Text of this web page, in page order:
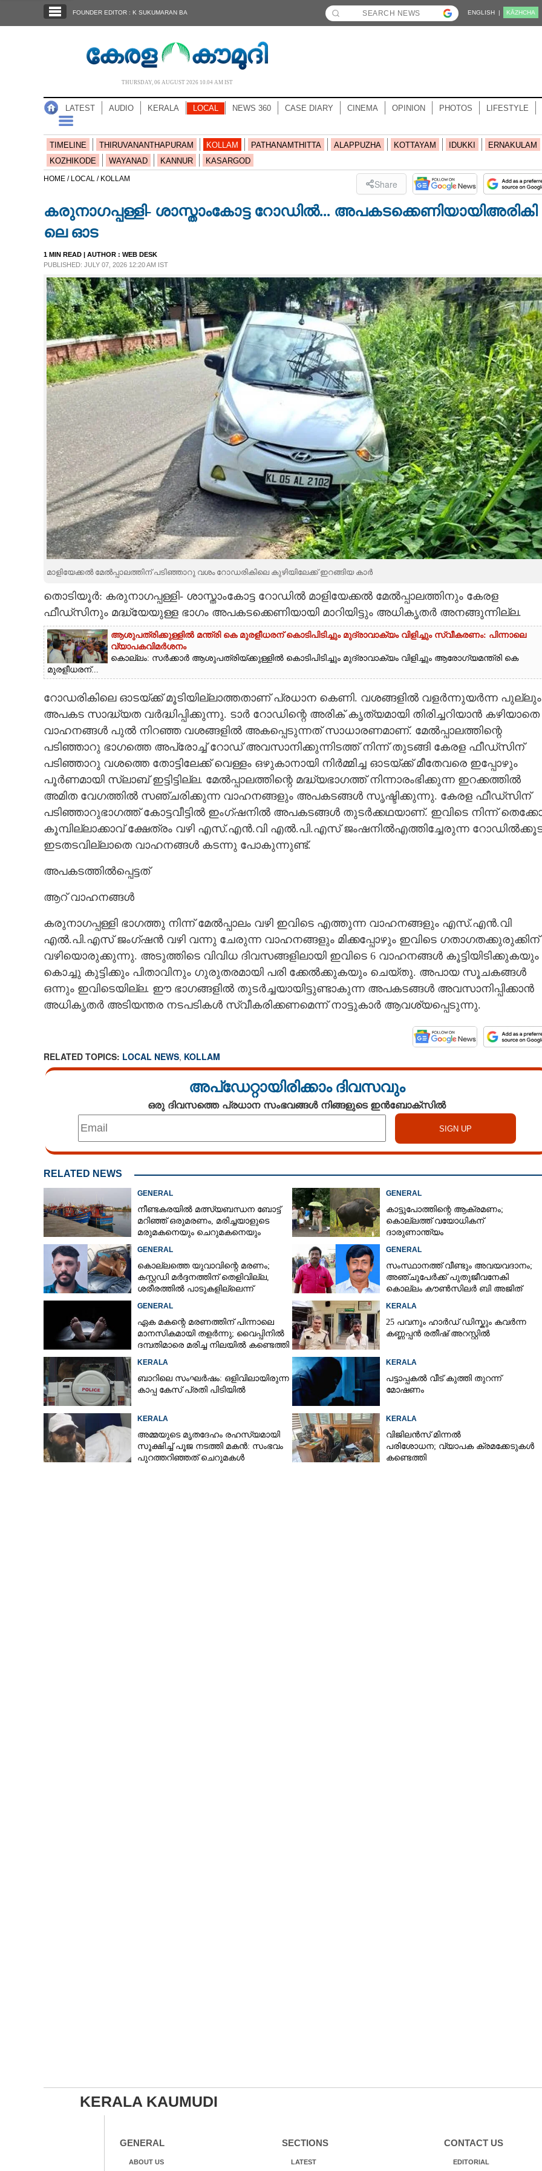
NOTIFIED NEWS
NEWS 360
LIFESTYLE
LITERATURE
CONTACT US
FOUNDER EDITOR : K SUKUMARAN BA ENGLISH | KĀZHCHA
THURSDAY, 06 AUGUST 2026 10.04 AM IST
LATEST AUDIO KERALA LOCAL NEWS 360 CASE DIARY CINEMA OPINION PHOTOS LIFESTYLE
TIMELINE THIRUVANANTHAPURAM KOLLAM PATHANAMTHITTA ALAPPUZHA KOTTAYAM IDUKKI
ERNAKULAM
KOZHIKODE
WAYANAD KANNUR KASARGOD
HOME / LOCAL / KOLLAM Share
കരുനാഗപ്പള്ളി- ശാസ്താംകോട്ട റോഡിൽ... അപകടക്കെണി​യായി​ അരി​കി​
ലെ ഓട
1 MIN READ | AUTHOR : WEB DESK
PUBLISHED: JULY 07, 2026 12:20 AM IST
മാളിയേക്കൽ മേൽപ്പാലത്തിന് പടിഞ്ഞാറു വശം റോഡരികിലെ കുഴിയിലേക്ക് ഇറങ്ങിയ കാർ
തൊടിയൂർ: കരുനാഗപ്പള്ളി- ശാസ്താംകോട്ട റോഡിൽ മാളിയേക്കൽ മേൽപ്പാലത്തിനും കേരള
ഫീഡ്സിനും മദ്ധ്യേയുള്ള ഭാഗം അപകടക്കെണിയായി മാറിയി​ട്ടും അധി​കൃതർ അനങ്ങുന്നി​ല്ല.
ആശുപത്രിക്കുള്ളിൽ മന്ത്രി കെ മുരളീധരന് കൊടിപിടിച്ചും മുദ്രാവാക്യം വിളിച്ചും സ്വീകരണം: പിന്നാലെ
വ്യാപകവിമർശനം
കൊല്ലം: സർക്കാർ ആശുപത്രിയ്ക്കുള്ളിൽ കൊടിപിടിച്ചും മുദ്രാവാക്യം വിളിച്ചും ആരോഗ്യമന്ത്രി കെ
മുരളീധരന്...
റോഡരി​കി​ലെ ഓടയ്ക്ക് മൂടി​യി​ല്ലാത്തതാണ് പ്രധാന കെണി​. വശങ്ങളിൽ വളർന്നുയർന്ന പുല്ലും
അപകട സാദ്ധ്യത വർദ്ധിപ്പിക്കുന്നു. ടാർ റോഡിന്റെ അരിക് കൃത്യമായി തിരിച്ചറിയാൻ കഴിയാതെ
വാഹനങ്ങൾ പുൽ നിറഞ്ഞ വശങ്ങളിൽ അകപ്പെടുന്നത് സാധാരണമാണ്. മേൽപ്പാലത്തിന്റെ
പടിഞ്ഞാറു ഭാഗത്തെ അപ്രോച്ച് റോഡ് അവസാനിക്കുന്നി​ടത്ത് നിന്ന് തുടങ്ങി കേരള ഫീഡ്സിന്
പടിഞ്ഞാറു വശത്തെ തോട്ടിലേക്ക് വെള്ളം ഒഴുകാനായി നിർമ്മിച്ച ഓടയ്ക്ക് മീതേവരെ ഇപ്പോഴും
പൂർണമായി സ്ലാബ് ഇട്ടിട്ടില്ല. മേൽപ്പാലത്തിന്റെ മദ്ധ്യഭാഗത്ത് നിന്നാരംഭിക്കുന്ന ഇറക്കത്തിൽ
അമിത വേഗത്തി​ൽ സഞ്ചരിക്കുന്ന വാഹനങ്ങളും അപകടങ്ങൾ സൃഷ്ടിക്കുന്നു. കേരള ഫീഡ്സിന്
പടിഞ്ഞാറുഭാഗത്ത് കോട്ടവീട്ടിൽ ഇംഗ്ഷനിൽ അപകടങ്ങൾ തുടർക്കഥയാണ്. ഇവിടെ നിന്ന്
കൂമ്പില്ലാക്കാവ് ക്ഷേത്രം വഴി എസ്.എൻ.വി എൽ.പി.എസ് ജംഷനിൽഎത്തി​ച്ചേരുന്ന
ഇടതടവില്ലാതെ വാഹനങ്ങൾ കടന്നു പോകുന്നുണ്ട്.
അപകടത്തിൽപ്പെട്ടത്
ആറ് വാഹനങ്ങൾ
കരുനാഗപ്പള്ളി ഭാഗത്തു നിന്ന് മേൽപ്പാലം വഴി ഇവിടെ എത്തുന്ന വാഹനങ്ങളും എസ്.എൻ.വി
എൽ.പി.എസ് ജംഗ്ഷൻ വഴി വന്നു ചേരുന്ന വാഹനങ്ങളും മിക്കപ്പോഴും ഇവിടെ ഗതാഗതക്കുരുക്കി​ന്
വഴി​യൊരുക്കുന്നു. അടുത്തി​ടെ വി​വി​ധ ദി​വസങ്ങളി​ലായി​ ഇവി​ടെ 6 വാഹനങ്ങൾ കൂട്ടിയിടിക്കുകയും
കൊച്ചു കുട്ടിക്കും പിതാവിനും ഗുരുതരമായി പരി ക്കേൽക്കുകയും ചെയ്തു. അപായ സൂചകങ്ങൾ
ഒന്നും ഇവിടെയി​ല്ല. ഈ ഭാഗങ്ങളിൽ തുടർച്ചയായിട്ടുണ്ടാകുന്ന അപകടങ്ങൾ അവസാനി​പ്പി​ക്കാൻ
അധികൃതർ അടിയന്തര നടപടികൾ സ്വീകരിക്കണമെന്ന് നാട്ടുകാർ ആവശ്യപ്പെടുന്നു.
RELATED TOPICS: LOCAL NEWS, KOLLAM
അപ്ഡേറ്റായിരിക്കാം ദിവസവും
ഒരു ദിവസത്തെ പ്രധാന സംഭവങ്ങൾ നിങ്ങളുടെ ഇൻബോക്സിൽ
RELATED NEWS
GENERAL
നീണ്ടകരയിൽ മത്സ്യബന്ധന ബോട്ട്
മറിഞ്ഞ്​ ഒരുമരണം,​ മരിച്ചയാളുടെ
മരുമകനെയും ചെറുമകനെയും
GENERAL
കാട്ടുപോത്തിന്റെ ആക്രമണം;
കൊല്ലത്ത് വയോധികന്
ദാരുണാന്ത്യം
GENERAL
കൊല്ലത്തെ യുവാവിന്റെ മരണം;
കസ്റ്റഡി മർദ്ദനത്തിന് തെളിവില്ല,
ശരീരത്തിൽ പാടുകളില്ലെന്ന്
GENERAL
സംസ്ഥാനത്ത് വീണ്ടും അവയവദാനം;
അഞ്ചുപേർക്ക് പുതുജീവനേകി
കൊല്ലം കൗൺസിലർ ബി അജിത്
GENERAL
ഏക മകന്റെ മരണത്തിന് പിന്നാലെ
മാനസികമായി തളർന്നു; വൈപ്പിനിൽ
ദമ്പതിമാരെ മരിച്ച നിലയിൽ കണ്ടെത്തി
KERALA
25 പവനും ഹാർഡ് ഡിസ്കും കവർന്ന
കണ്ണപ്പൻ രതീഷ് അറസ്റ്റിൽ
KERALA
ബാറിലെ സംഘർഷം: ഒളിവിലായിരുന്ന
കാപ്പ കേസ് പ്രതി പിടിയിൽ
KERALA
പട്ടാപ്പകൽ വീട് കുത്തി തുറന്ന്
മോഷണം
KERALA
അമ്മയുടെ മൃതദേഹം രഹസ്യമായി
സൂക്ഷിച്ച് പൂജ നടത്തി മകൻ: സംഭവം
പുറത്തറി‌ഞ്ഞത് ചെറുമകൾ
KERALA
വിജിലൻസ് മിന്നൽ
പരിശോധന; വ്യാപക ക്രമക്കേടുകൾ
കണ്ടെത്തി
KERALA KAUMUDI
GENERAL
ABOUT US
SECTIONS
LATEST
CONTACT US
EDITORIAL
കരുനാഗപ്പള്ളി- ശാസ്താംകോട്ട റോഡിൽ...
അപകടക്കെണി​യായി​ അരി​കി​ലെ ഓട
Copy Link